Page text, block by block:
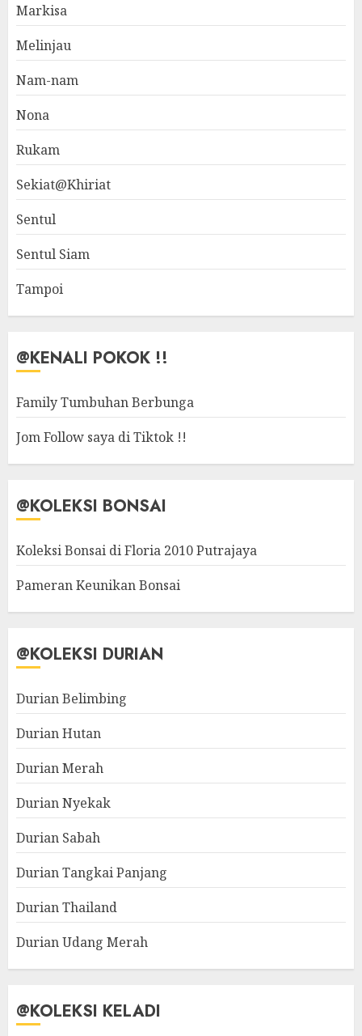
Markisa
Melinjau
Nam-nam
Nona
Rukam
Sekiat@Khiriat
Sentul
Sentul Siam
Tampoi
@KENALI POKOK !!
Family Tumbuhan Berbunga
Jom Follow saya di Tiktok !!
@KOLEKSI BONSAI
Koleksi Bonsai di Floria 2010 Putrajaya
Pameran Keunikan Bonsai
@KOLEKSI DURIAN
Durian Belimbing
Durian Hutan
Durian Merah
Durian Nyekak
Durian Sabah
Durian Tangkai Panjang
Durian Thailand
Durian Udang Merah
@KOLEKSI KELADI